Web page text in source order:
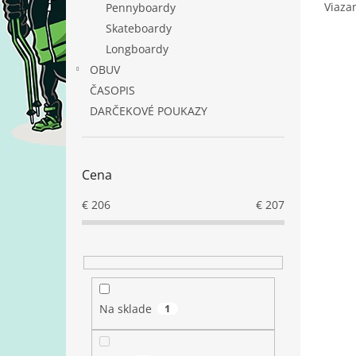
Pennyboardy
Skateboardy
Longboardy
OBUV
ČASOPIS
DARČEKOVÉ POUKAZY
Cena
€ 206 € 207
Na sklade 1